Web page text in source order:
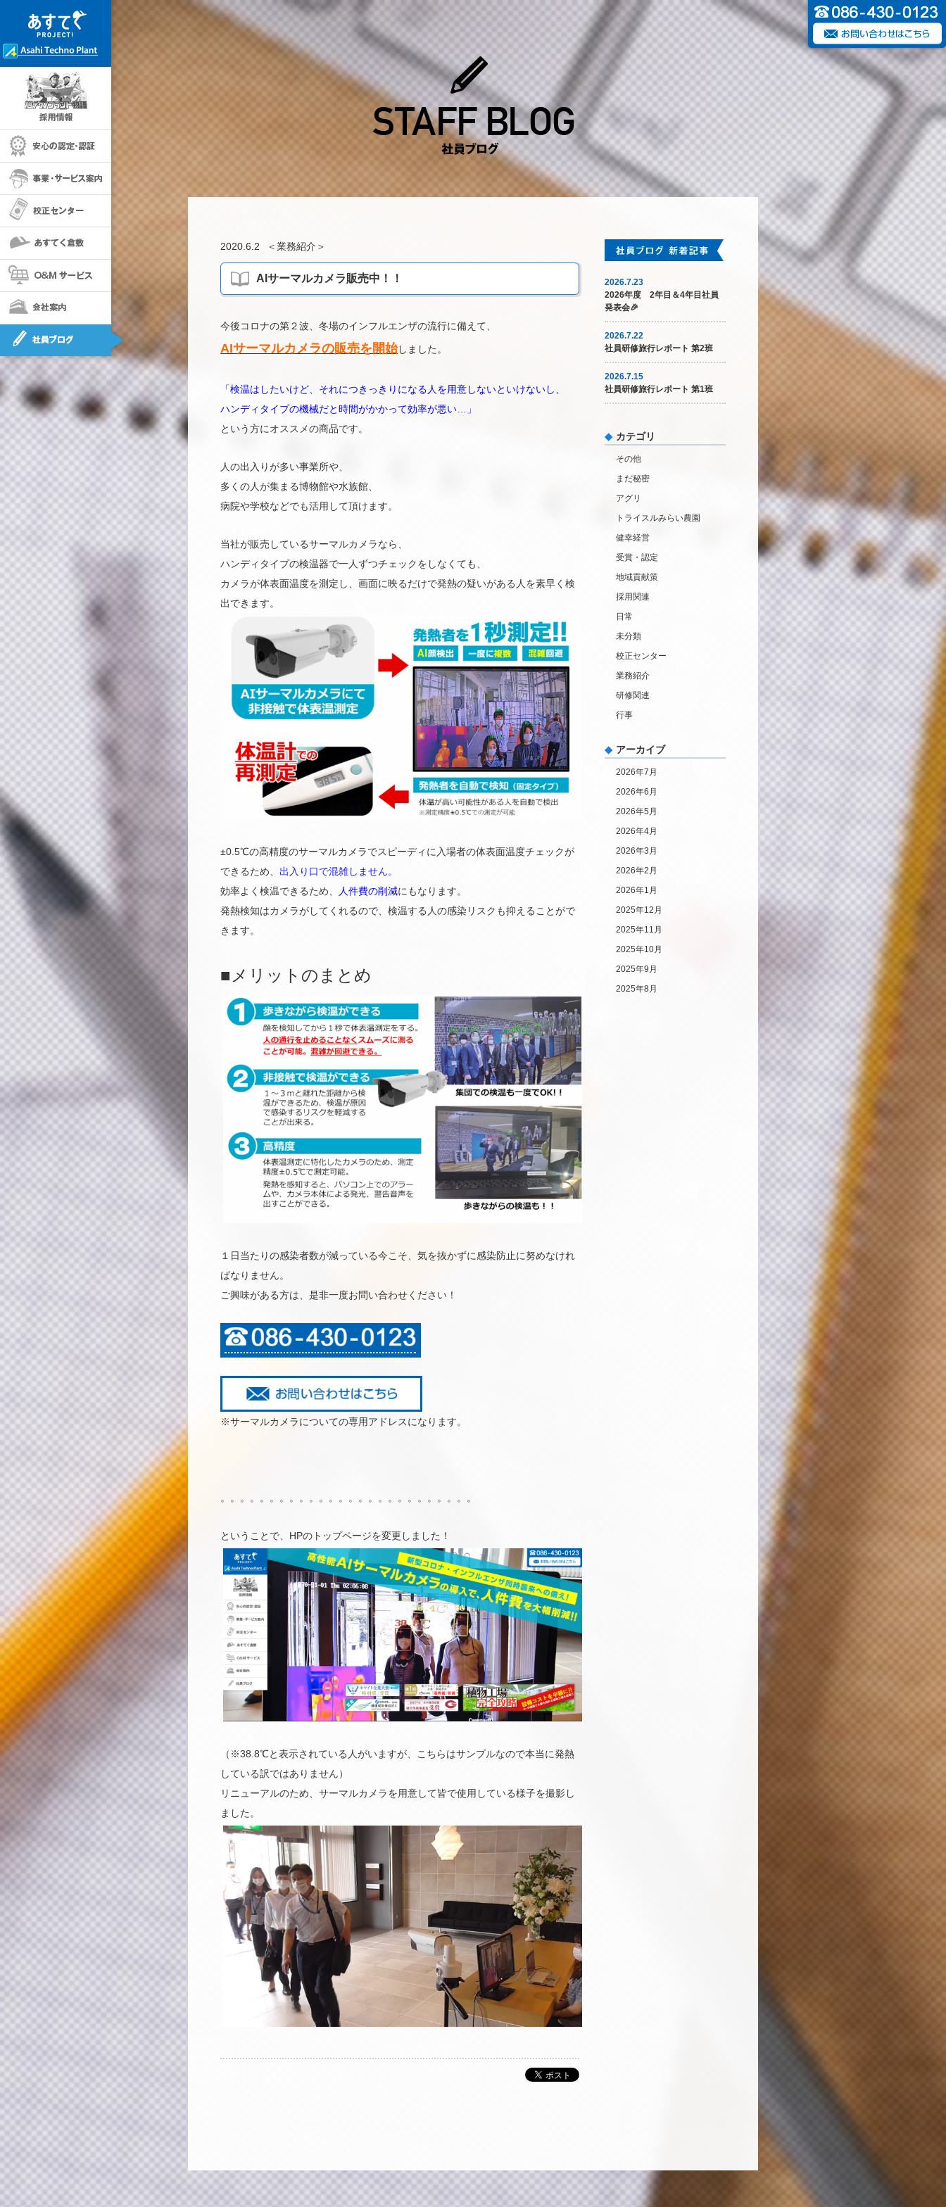
会社案内
社員ブログ
2020.6.2 ＜業務紹介 ＞
AIサーマルカメラ販売中！！
今後コロナの第２波、冬場のインフルエンザの流行に備えて、
AIサーマルカメラの販売を開始しました。
「検温はしたいけど、それにつきっきりになる人を用意しないといけないし、
ハンディタイプの機械だと時間がかかって効率が悪い…」
という方にオススメの商品です。
人の出入りが多い事業所や、
多くの人が集まる博物館や水族館、
病院や学校などでも活用して頂けます。
当社が販売しているサーマルカメラなら、
ハンディタイプの検温器で一人ずつチェックをしなくても、
カメラが体表面温度を測定し、画面に映るだけで発熱の疑いがある人を素早く検
出できます。
±0.5℃の高精度のサーマルカメラでスピーディに入場者の体表面温度チェックが
できるため、 出入り口で混雑しません。
効率よく検温できるため、
人件費の削減にもなります。
発熱検知はカメラがしてくれるので、検温する人の感染リスクも抑えることがで
きます。
■メリットのまとめ
１日当たりの感染者数が減っている今こそ、気を抜かずに感染防止に努めなけれ
ばなりません。
ご興味がある方は、是非一度お問い合わせください！
※サーマルカメラについての専用アドレスになります。
。。。。。。。。。。。。。。。。。。。。。。。。。。
ということで、HPのトップページを変更しました！
（※38.8℃と表示されている人がいますが、こちらはサンプルなので本当に発熱
している訳ではありません）
リニューアルのため、サーマルカメラを用意して皆で使用している様子を撮影し
ました。
2026.7.23
2026年度 2年目＆4年目社員
発表会🎉
2026.7.22
社員研修旅行レポート 第2班
2026.7.15
社員研修旅行レポート 第1班
カテゴリ
その他
まだ秘密
アグリ
トライスルみらい農園
健幸経営
受賞・認定
地域貢献策
採用関連
日常
未分類
校正センター
業務紹介
研修関連
行事
アーカイブ
2026年7月
2026年6月
2026年5月
2026年4月
2026年3月
2026年2月
2026年1月
2025年12月
2025年11月
2025年10月
2025年9月
2025年8月